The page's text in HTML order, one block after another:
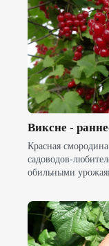
Виксне -
Красная
садоводов-
обильными